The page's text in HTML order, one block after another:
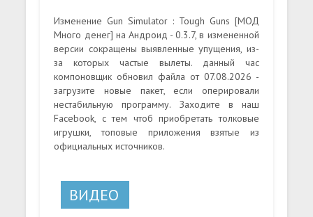
Изменение Gun Simulator : Tough Guns [МОД
Много денег] на Андроид - 0.3.7, в измененной
версии сокращены выявленные упущения, из-
за которых частые вылеты. данный час
компоновщик обновил файла от 07.08.2026 -
загрузите новые пакет, если оперировали
нестабильную программу. Заходите в наш
Facebook, с тем чтоб приобретать толковые
игрушки, топовые приложения взятые из
официальных источников.
ВИДЕО